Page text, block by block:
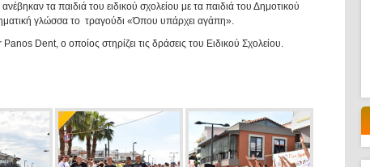
τα παιδιά του ειδικού σχολείου με τα παιδιά του Δημοτικού
γλώσσα το τραγούδι «Όπου υπάρχει αγάπη».
Dent, ο οποίος στηρίζει τις δράσεις του Ειδικού Σχολείου.